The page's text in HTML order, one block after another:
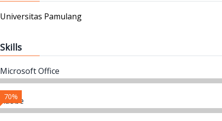
Universitas Pamulang
Skills
Microsoft Office
Adobe
70%